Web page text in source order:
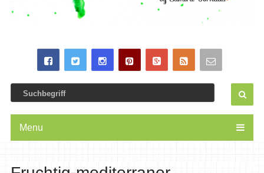
Menu